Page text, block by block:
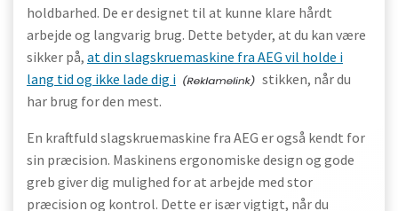
holdbarhed. De er designet til at kunne klare hårdt
arbejde og langvarig brug. Dette betyder, at du kan være
sikker på, at din slagskruemaskine fra AEG vil holde i
lang tid og ikke lade dig i
stikken, når du
har brug for den mest.
En kraftfuld slagskruemaskine fra AEG er også kendt for
sin præcision. Maskinens ergonomiske design og gode
greb giver dig mulighed for at arbejde med stor
præcision og kontrol. Dette er især vigtigt, når du